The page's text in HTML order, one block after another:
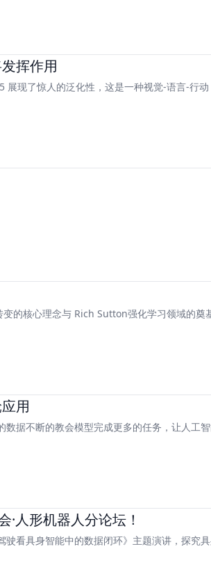
挥作用
现了惊人的泛化性，这是一种视觉-语言-行动
变的核心理念与 Rich Sutton强化学习领域的
用
据不断的教会模型完成更多的任务，让人工
人形机器人分论坛！
看具身智能中的数据闭环》主题演讲，探究